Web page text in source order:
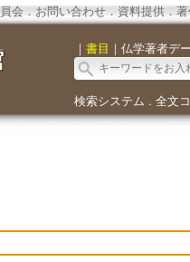
会． お問い合わせ． 資料提供．
｜ 書目 ｜ 仏学著者デ
検索システム ． 全文